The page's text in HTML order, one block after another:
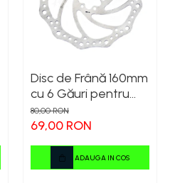
Disc de Frână 160mm
cu 6 Găuri pentru
Trotinete Electrice
KuKirin G4 (Model
Performanță
Premium
80,00 RON
69,00 RON
ADAUGA IN COS